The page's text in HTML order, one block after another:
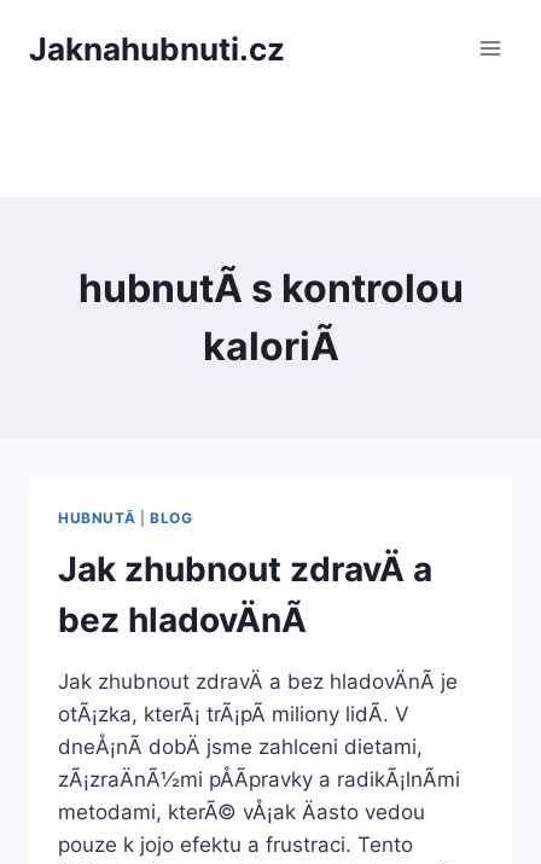
Jaknahubnuti.cz
hubnutÃ­ s kontrolou
kaloriÃ­
HUBNUTÃ­ BLOG
Jak zhubnout zdravÄ a
bez hladovÄnÃ­
Jak zhubnout zdravÄ a bez hladovÄnÃ­ je
otÃ¡zka, kterÃ¡ trÃ¡pÃ­ miliony lidÃ­. V
dneÅ¡nÃ­ dobÄ jsme zahlceni dietami,
zÃ¡zraÄnÃ½mi pÅÃ­pravky a radikÃ¡lnÃ­mi
metodami, kterÃ© vÅ¡ak Äasto vedou
pouze k jojo efektu a frustraci. Tento